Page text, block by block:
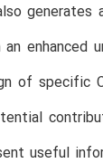
enhanced
of
useful